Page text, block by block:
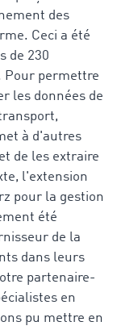
des
Ceci a été
de 230
Pour permettre
les données de
à d'autres
de les extraire
l'extension
pour la gestion
été
de la
dans leurs
partenaire-
en
pu mettre en